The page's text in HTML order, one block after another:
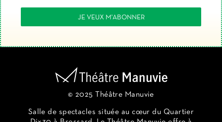
© 2025 Théâtre Manuvie
Salle de spectacles située au cœur du Quartier